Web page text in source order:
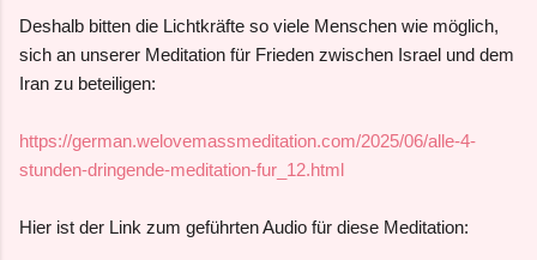
Deshalb bitten die Lichtkräfte so viele Menschen wie möglich,
sich an unserer Meditation für Frieden zwischen Israel und dem
Iran zu beteiligen:
https://german.welovemassmeditation.com/2025/06/alle-4-
stunden-dringende-meditation-fur_12.html
Hier ist der Link zum geführten Audio für diese Meditation: